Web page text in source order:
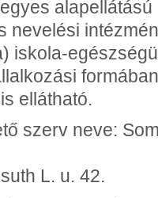
nevelési
iskola-
ellátható.
szerv neve:
L. u. 42.